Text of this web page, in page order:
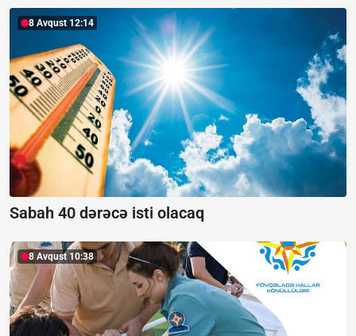
8 Avqust 12:14
Sabah 40 dərəcə isti olacaq
8 Avqust 10:38